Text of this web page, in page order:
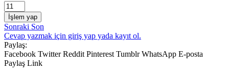
İşlem yap
Sonraki Son
Cevap yazmak için giriş yap yada kayıt ol.
Paylaş:
Facebook Twitter Reddit Pinterest Tumblr WhatsApp E-posta
Paylaş Link